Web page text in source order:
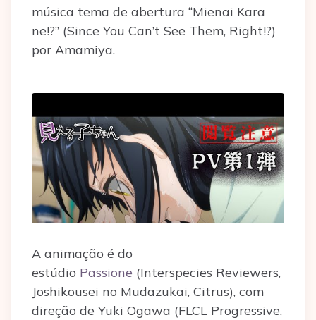
música tema de abertura “Mienai Kara
ne!?” (Since You Can’t See Them, Right!?)
por Amamiya.
A animação é do
estúdio Passione (Interspecies Reviewers,
Joshikousei no Mudazukai, Citrus), com
direção de Yuki Ogawa (FLCL Progressive,